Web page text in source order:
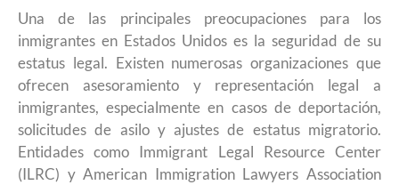
Una de las principales preocupaciones para los
inmigrantes en Estados Unidos es la seguridad de su
estatus legal. Existen numerosas organizaciones que
ofrecen asesoramiento y representación legal a
inmigrantes, especialmente en casos de deportación,
solicitudes de asilo y ajustes de estatus migratorio.
Entidades como Immigrant Legal Resource Center
(ILRC) y American Immigration Lawyers Association